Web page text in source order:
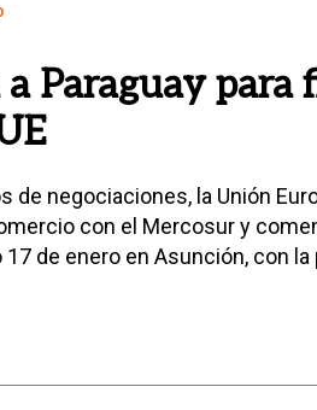
Paraguay para
de negociaciones, la Unión
con el Mercosur y
17 de enero en Asunción, con